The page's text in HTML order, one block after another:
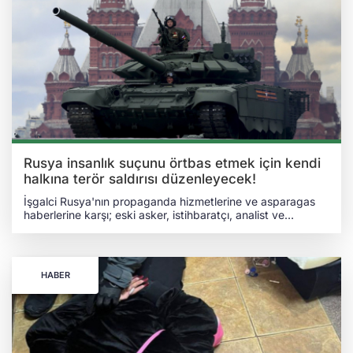
ikinci bir patlamanın meydana geldiği kaydedildi.
Patlamalar sonucu bir polis aracı ile bir sivil araç hasar
yaralananların hastaneye kaldırıldığını ve mağdurlara
gerekli tıbbi müdahalenin sağlandığını açıkladı. “AĞIR
SONUÇLARA YOL AÇAN TERÖR EYLEMİ” Ukrayna
Güvenlik Servisi (SBU), olayla ilgili olarak “ağır sonuçlara yol
açan terör eylemi” suçlaması kapsamında ceza
soruşturması başlattı. Yetkililer, saldırının tüm koşullarını ve
sorumlularını belirlemek üzere çalışmaların sürdüğünü
bildirdi.
Rusya insanlık suçunu örtbas etmek için kendi
halkına terör saldırısı düzenleyecek!
İşgalci Rusya'nın propaganda hizmetlerine ve asparagas
haberlerine karşı; eski asker, istihbaratçı, analist ve
InformNapalm, Ukrayna'nın toprak bütünlüğüne ve
egemenliğine yönelik olarak topyekûn saldırı başlatan
Vladimir Putin idaresindeki Rusya'nın Kıyiv'i suçlamak için
kendi ülkesinde terör saldırısı düzenleyebileceğini bildirdi.
GÖSTERİ AMAÇLI TERÖR SALDIRISI DÜZENLEYEBİLİR!
InformNapalm, edindiği bilgilere dayanarak yaptığı
açıklamada, "FSB'ye 9 Mayıs askerî geçit törenleri
sırasında Rusya Federasyonu'nun çeşitli bölgelerinde
HABER